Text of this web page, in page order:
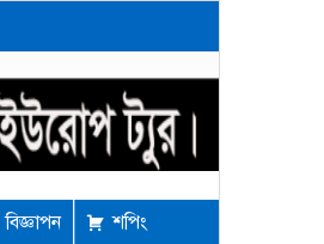
বিজ্ঞাপন শপিং